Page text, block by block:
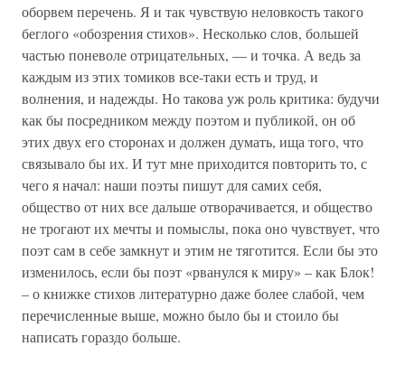
оборвем перечень. Я и так чувствую неловкость такого
беглого «обозрения стихов». Несколько слов, большей
частью поневоле отрицательных, — и точка. А ведь за
каждым из этих томиков все-таки есть и труд, и
волнения, и надежды. Но такова уж роль критика: будучи
как бы посредником между поэтом и публикой, он об
этих двух его сторонах и должен думать, ища того, что
связывало бы их. И тут мне приходится повторить то, с
чего я начал: наши поэты пишут для самих себя,
общество от них все дальше отворачивается, и общество
не трогают их мечты и помыслы, пока оно чувствует, что
поэт сам в себе замкнут и этим не тяготится. Если бы это
изменилось, если бы поэт «рванулся к миру» – как Блок!
– о книжке стихов литературно даже более слабой, чем
перечисленные выше, можно было бы и стоило бы
написать гораздо больше.